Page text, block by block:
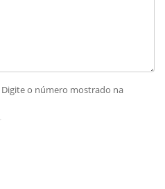
o número mostrado na